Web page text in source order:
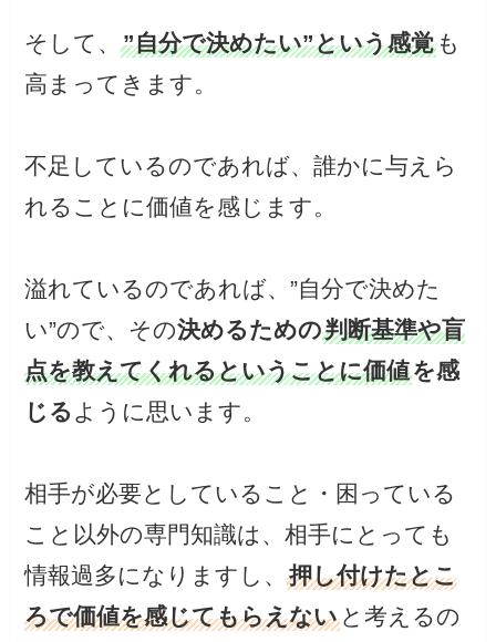
そして、”自分で決めたい”という感覚 も
高まってきます。
不足しているのであれば、誰かに与えら
れることに価値を感じます。
溢れているのであれば、”自分で決めた
い”ので、その決めるための判断基準や盲
点を教えてくれるということに価値を感
じる ように思います。
相手が必要としていること・困っている
こと以外の専門知識は、相手にとっても
情報過多になりますし、押し付けたとこ
ろで価値を感じてもらえない と考えるの